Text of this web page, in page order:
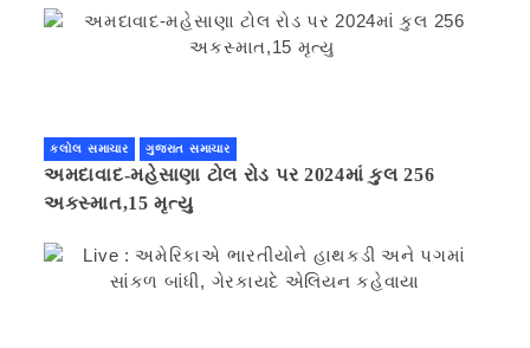
કલોલ સમાચાર ગુજરાત સમાચાર
અમદાવાદ-મહેસાણા ટોલ રોડ પર 2024માં કુલ 256
અકસ્માત,15 મૃત્યુ